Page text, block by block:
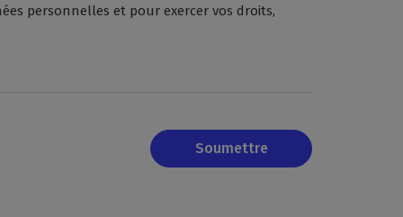
personnelles et pour exercer vos droits,